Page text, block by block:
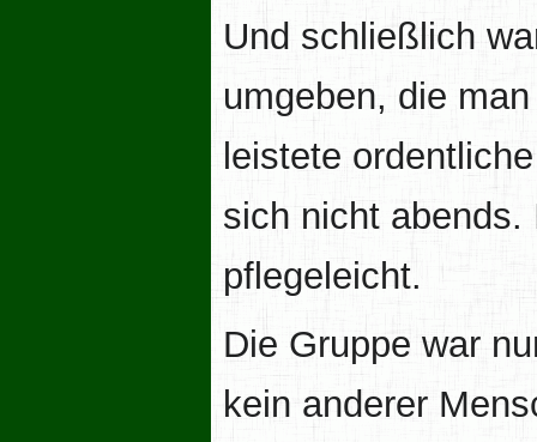
Und schließlich
umgeben, die
leistete
sich nicht
pflegeleicht.
Die Gruppe war
kein anderer